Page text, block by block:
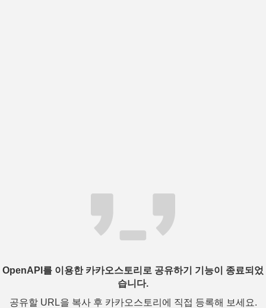
OpenAPI를 이용한 카카오스토리로 공유하기 기능이 종료되었
습니다.
공유할 URL을 복사 후 카카오스토리에 직접 등록해 보세요.